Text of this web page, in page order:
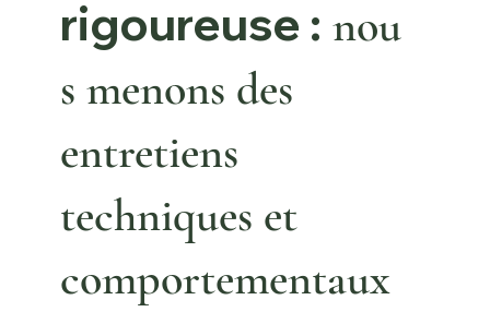
rigoureuse : nou
s menons des
entretiens
techniques et
comportementaux